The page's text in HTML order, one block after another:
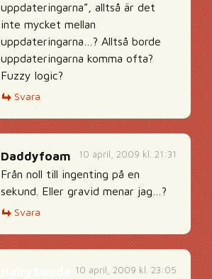
uppdateringarna”, alltså är det
inte mycket mellan
uppdateringarna…? Alltså borde
uppdateringarna komma ofta?
Fuzzy logic?
Svara
10 april, 2009 kl. 21:31
Daddyfoam
Från noll till ingenting på en
sekund. Eller gravid menar jag…?
Svara
10 april, 2009 kl. 23:05